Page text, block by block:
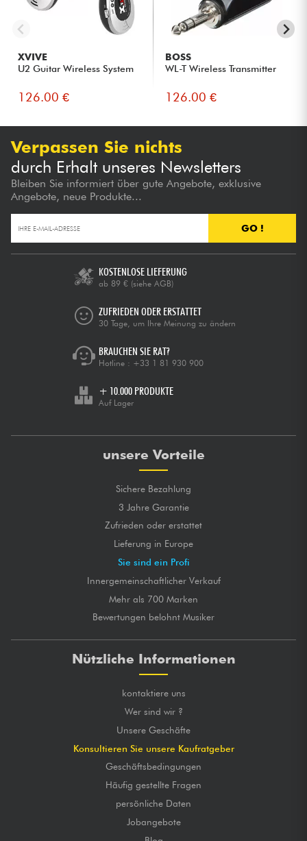
XVIVE
U2 Guitar Wireless System
126.00 €
BOSS
WL-T Wireless Transmitter
126.00 €
Verpassen Sie nichts
durch Erhalt unseres Newsletters
Bleiben Sie informiert über gute Angebote, exklusive
Angebote, neue Produkte...
GO !
KOSTENLOSE LIEFERUNG
ab 89 € (siehe AGB)
ZUFRIEDEN ODER ERSTATTET
30 Tage, um Ihre Meinung zu ändern
BRAUCHEN SIE RAT?
Hotline : +33 1 81 930 900
+ 10.000 PRODUKTE
Auf Lager
unsere Vorteile
Sichere Bezahlung
3 Jahre Garantie
Zufrieden oder erstattet
Lieferung in Europe
Sie sind ein Profi
Innergemeinschaftlicher Verkauf
Mehr als 700 Marken
Bewertungen belohnt Musiker
Nützliche Informationen
kontaktiere uns
Wer sind wir ?
Unsere Geschäfte
Konsultieren Sie unsere Kaufratgeber
Geschäftsbedingungen
Häufig gestellte Fragen
persönliche Daten
Jobangebote